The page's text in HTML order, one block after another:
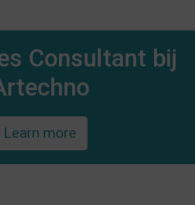
Consultant bij
Learn more